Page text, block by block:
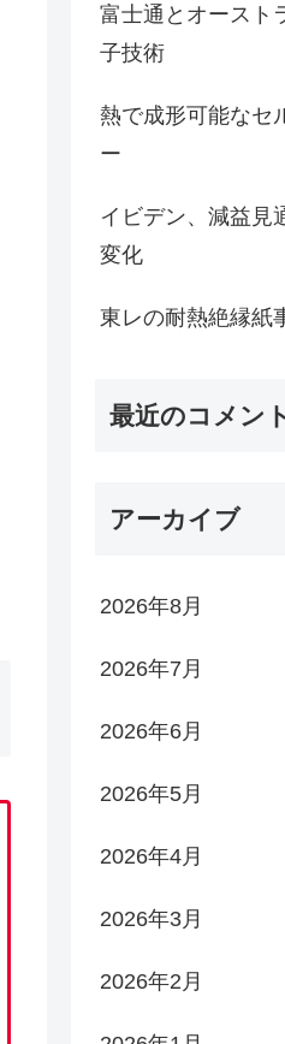
富士通とオースト
子技術
熱で成形可能なセ
ー
イビデン、減益見
変化
東レの耐熱絶縁紙
最近のコメント
アーカイブ
2026年8月
2026年7月
2026年6月
2026年5月
2026年4月
2026年3月
2026年2月